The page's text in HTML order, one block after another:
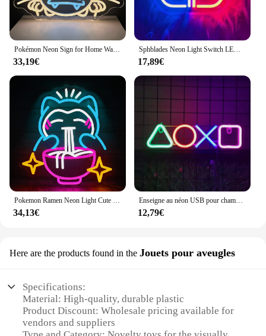
33,19€
Sphblades Neon Light Switch LED Sign Bar, Anime Game Room, Décoration de Noël pour enfants, Veilleuse
17,89€
Pokemon Ramen Neon Light Cute Bear Sign, Blue Dimmable LED Neon Signs for Dominant Home Bar, 73 Japanese NrelyShop Decor Gift
34,13€
Enseigne au néon USB pour chambre à coucher, icône de salle de jeu, lumière de jeu, 62 LED, décoration murale pour chambre d'enfant, bar et fête, 1PC
12,79€
Here are the products found in the Jouets pour aveugles
Specifications:
Material: High-quality, durable plastic
Product Discount: Wholesale pricing available for
vendors and suppliers